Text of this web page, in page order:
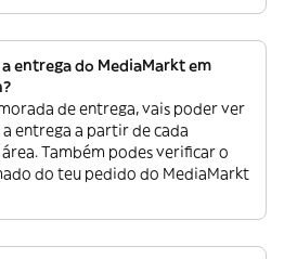
entrega do MediaMarkt em
de entrega, vais poder ver
entrega a partir de cada
Também podes verificar o
do teu pedido do MediaMarkt